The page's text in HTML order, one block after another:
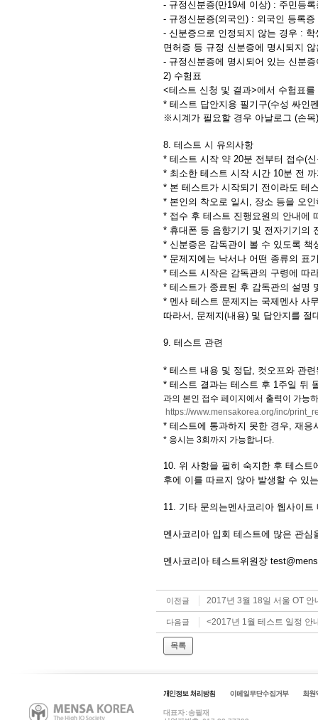
- 규정신분증(만19세 이상) : 주민등
- 규정신분증(외국인) : 외국인 등록
- 신분증으로 인정되지 않는 경우 :
면허증 등 규정 신분증에 명시되지
- 규정신분증에 명시되어 있는 신분
2) 수험표
<테스트 신청 및 결과>에서 수험표
* 테스트 답안지용 필기구(수성 싸인
※시계가 필요할 경우 아날로그 (손
8. 테스트 시 유의사항
* 테스트 시작 약 20분 전부터 접수(
* 최소한 테스트 시작 시간 10분 전
* 본 테스트가 시작되기 전이라도 테
* 본인의 착오로 일시, 장소 등을 오
* 접수 후 테스트 진행요원의 안내에
* 휴대폰 등 음향기기 및 전자기기의
* 신분증은 감독관이 볼 수 있도록 책
* 문제지에는 낙서나 어떤 종류의 표
* 테스트 시작은 감독관의 구령에 따
* 테스트가 종료된 후 감독관의 설명
* 멘사 테스트 문제지는 국제멘사 사
따라서, 문제지(내용) 및 답안지를
9. 테스트 관련
* 테스트 내용 및 정답, 컷오프와 관
* 테스트 결과는 테스트 후 1주일 뒤
과의 본인 접수 페이지에서 출력이 가능
https://www.mensakorea.org/inc/
* 테스트에 통과하지 못한 경우, 재응
* 응시는 3회까지 가능합니다.
10. 위 사항을 필히 숙지한 후 테스
후에 이를 따르지 않아 발생할 수 있
11. 기타 문의는멘사코리아 웹사이
멘사코리아 입회 테스트에 많은 관
멘사코리아 테스트위원장
이전글 2017년 3월 18일 서울 OT 안
다음글 <2017년 1월 테스트 일정 안
목록
대표자 : 송필재